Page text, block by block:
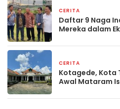
CERITA
Daftar 9 Naga
Mereka dalam
CERITA
Kotagede, Kota
Awal Mataram